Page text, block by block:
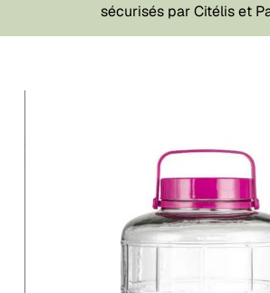
sécurisés par Citélis et